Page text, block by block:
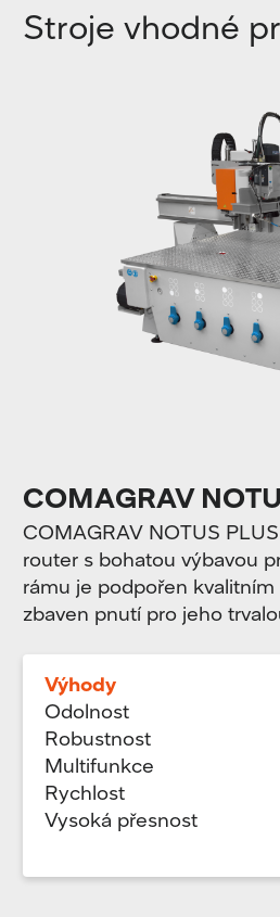
Stroje vhodné
COMAGRAV
COMAGRAV NOTUS
router s bohatou výbavou
rámu je podpořen
zbaven pnutí pro jeho
Výhody
Odolnost
Robustnost
Multifunkce
Rychlost
Vysoká přesnost